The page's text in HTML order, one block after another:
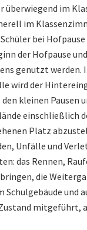
überwiegend im
im
bei
der Hofpause
genutzt
wird der
den kleinen
einschließlich
Platz
Unfälle und
das Rennen,
die
Schulgebäude
mitgeführt,